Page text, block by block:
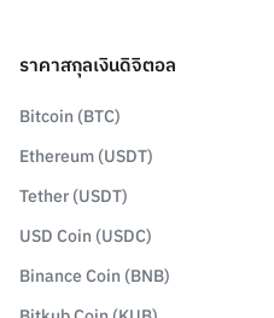
ราคาสกุลเงินดิจิตอล
Bitcoin (BTC)
Ethereum (USDT)
Tether (USDT)
USD Coin (USDC)
Binance Coin (BNB)